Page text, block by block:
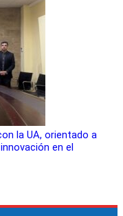
la UA, orientado a
en el